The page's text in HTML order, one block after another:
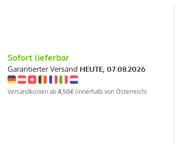
Sofort lieferbar
Garantierter Versand HEUTE, 07.08.2026
Versandkosten ab 4,50€ (innerhalb von Österreich)